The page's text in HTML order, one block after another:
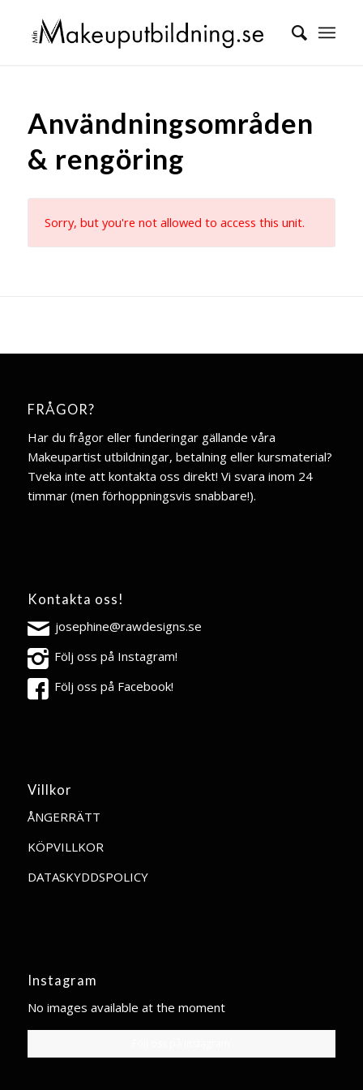
Användningsområden
& rengöring
Sorry, but you're not allowed to access this unit.
FRÅGOR?
Har du frågor eller funderingar gällande våra
Makeupartist utbildningar, betalning eller kursmaterial?
Tveka inte att kontakta oss direkt! Vi svara inom 24
timmar (men förhoppningsvis snabbare!).
Kontakta oss!
josephine@rawdesigns.se
Följ oss på Instagram!
Följ oss på Facebook!
Villkor
ÅNGERRÄTT
KÖPVILLKOR
DATASKYDDSPOLICY
Instagram
No images available at the moment